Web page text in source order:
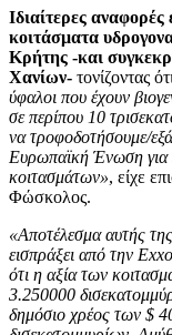
Ιδιαίτερες
κοιτάσματα
Κρήτης -και
Χανίων- τονίζοντας ότι
ύφαλοι που έχουν
σε περίπου 10
να τροφοδοτήσουμε/
Ευρωπαϊκή Ένωση για
κοιτασμάτων», είχε
Φώσκολος.
«Αποτέλεσμα αυτής
εισπράξει από την
ότι η αξία των
3.250000
δημόσιο χρέος των $